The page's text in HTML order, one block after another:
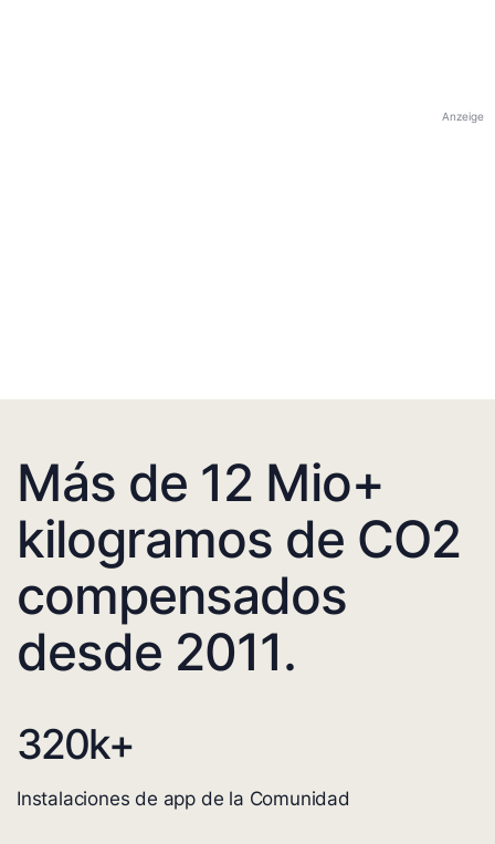
Anzeige
Más de 12 Mio+
kilogramos de CO2
compensados
desde 2011.
320k+
Instalaciones de app de la Comunidad